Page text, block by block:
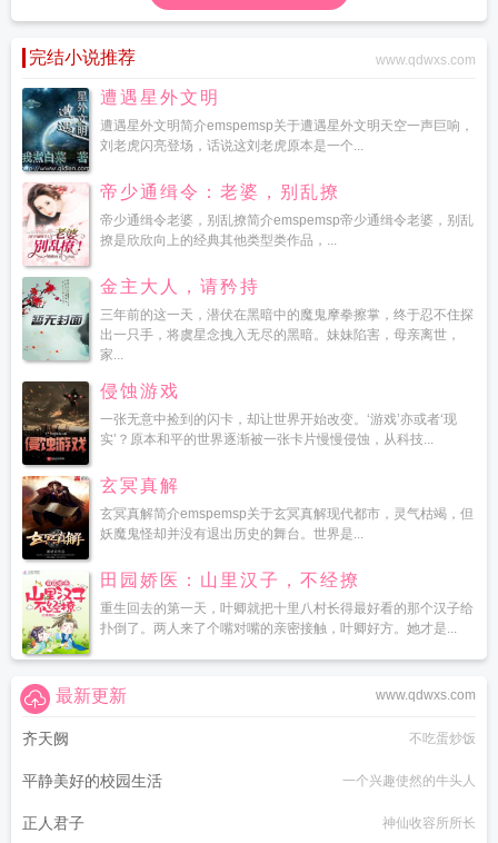
完结小说推荐 www.qdwxs.com
遭遇星外文明
遭遇星外文明简介emspemsp关于遭遇星外文明天空一声巨响，
刘老虎闪亮登场，话说这刘老虎原本是一个...
帝少通缉令：老婆，别乱撩
帝少通缉令老婆，别乱撩简介emspemsp帝少通缉令老婆，别乱
撩是欣欣向上的经典其他类型类作品，...
金主大人，请矜持
三年前的这一天，潜伏在黑暗中的魔鬼摩拳擦掌，终于忍不住探
出一只手，将虞星念拽入无尽的黑暗。妹妹陷害，母亲离世，
家...
侵蚀游戏
一张无意中捡到的闪卡，却让世界开始改变。‘游戏’亦或者‘现
实’？原本和平的世界逐渐被一张卡片慢慢侵蚀，从科技...
玄冥真解
玄冥真解简介emspemsp关于玄冥真解现代都市，灵气枯竭，但
妖魔鬼怪却并没有退出历史的舞台。世界是...
田园娇医：山里汉子，不经撩
重生回去的第一天，叶卿就把十里八村长得最好看的那个汉子给
扑倒了。两人来了个嘴对嘴的亲密接触，叶卿好方。她才是...
www.qdwxs.com
最新更新
齐天阙 不吃蛋炒饭
平静美好的校园生活 一个兴趣使然的牛头人
正人君子 神仙收容所所长